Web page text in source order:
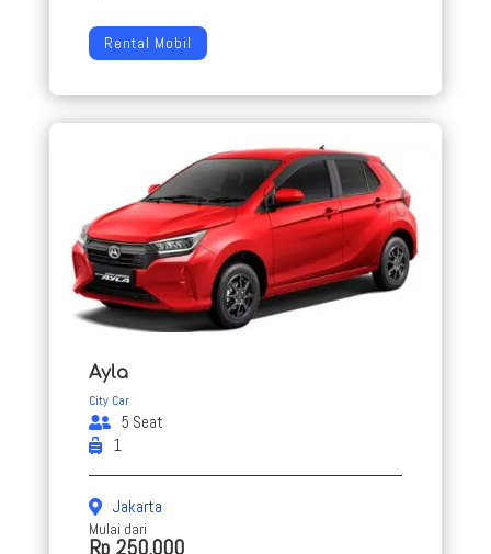
Rental Mobil
Ayla
City Car
5 Seat
1
Jakarta
Mulai dari
Rp 250.000